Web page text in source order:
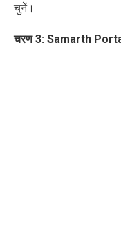
चुनें।
चरण 3: Samarth